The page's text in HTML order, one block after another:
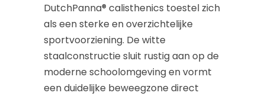
DutchPanna® calisthenics toestel zich
als een sterke en overzichtelijke
sportvoorziening. De witte
staalconstructie sluit rustig aan op de
moderne schoolomgeving en vormt
een duidelijke beweegzone direct